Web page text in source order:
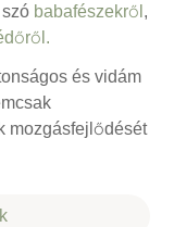
babafészekről ,
és vidám
mozgásfejlődését